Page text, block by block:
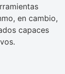
en cambio,
capaces